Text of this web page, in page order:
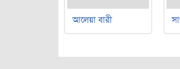
আলেয়া বারী